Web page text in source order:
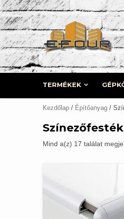
Skip
to
content
TERMÉKEK
Kezdőlap / Építőanyag /
Színezőfesték
Mind a(z) 17 találat